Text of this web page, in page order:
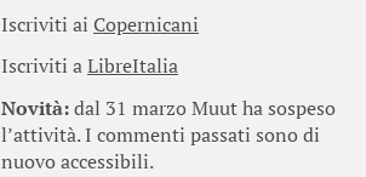
Iscriviti ai Copernicani
Iscriviti aLibreItalia
Novità:dal 31 marzo Muut ha sospeso
l’attività. I commenti passati sono di
nuovo accessibili.